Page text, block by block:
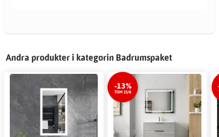
Andra produkter i kategorin Badrumspaket
-13%
TOM 15/8